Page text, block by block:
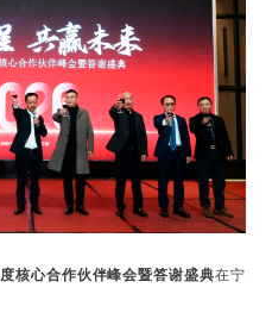
核心合作伙伴峰会暨答谢盛典在宁